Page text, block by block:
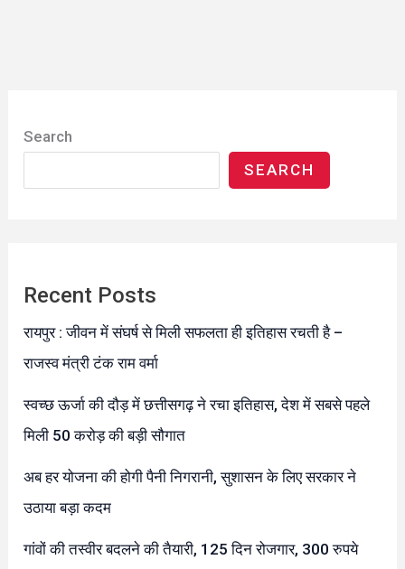
Search
SEARCH
Recent Posts
रायपुर : जीवन में संघर्ष से मिली सफलता ही इतिहास रचती है –
राजस्व मंत्री टंक राम वर्मा
स्वच्छ ऊर्जा की दौड़ में छत्तीसगढ़ ने रचा इतिहास, देश में सबसे पहले
मिली 50 करोड़ की बड़ी सौगात
अब हर योजना की होगी पैनी निगरानी, सुशासन के लिए सरकार ने
उठाया बड़ा कदम
गांवों की तस्वीर बदलने की तैयारी, 125 दिन रोजगार, 300 रुपये